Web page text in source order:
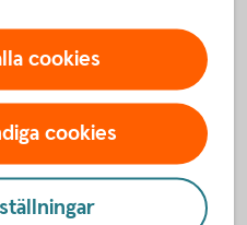
Swish handel
handel.
cookies
cookies